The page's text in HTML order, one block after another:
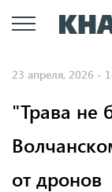
23 апреля, 2026 -
"Трава не
от дронов